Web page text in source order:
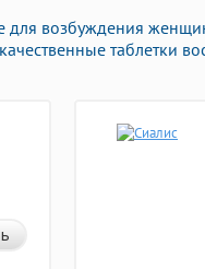
для возбуждения
таблетки